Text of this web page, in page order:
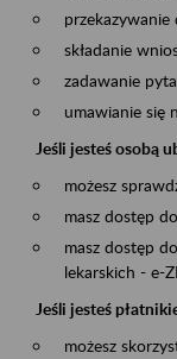
składanie
zadawanie
umawianie się
Jeśli jesteś osobą
możesz
masz dostęp
masz dostęp
lekarskich - e-
Jeśli jesteś
możesz